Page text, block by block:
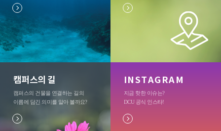
캠퍼스의 길
캠퍼스의 건물을 연결하는 길의
이름에 담긴 의미를 알아 볼까요?
INSTAGRAM
지금 핫한 이슈는?
DCU 공식 인스타!